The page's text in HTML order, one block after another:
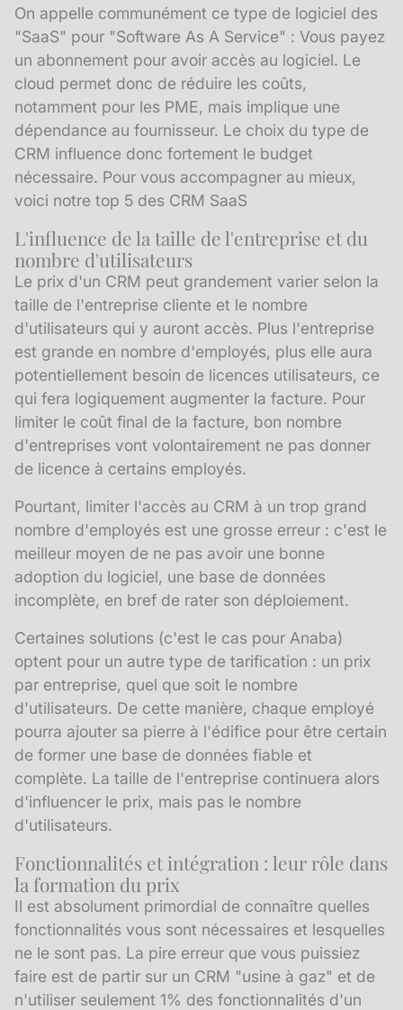
On appelle communément ce type de logiciel des
"SaaS" pour "Software As A Service" : Vous payez
un abonnement pour avoir accès au logiciel. Le
cloud permet donc de réduire les coûts,
notamment pour les PME, mais implique une
dépendance au fournisseur. Le choix du type de
CRM influence donc fortement le budget
nécessaire. Pour vous accompagner au mieux,
voici notre top 5 des CRM SaaS
L'influence de la taille de l'entreprise et du
nombre d'utilisateurs
Le prix d'un CRM peut grandement varier selon la
taille de l'entreprise cliente et le nombre
d'utilisateurs qui y auront accès. Plus l'entreprise
est grande en nombre d'employés, plus elle aura
potentiellement besoin de licences utilisateurs, ce
qui fera logiquement augmenter la facture. Pour
limiter le coût final de la facture, bon nombre
d'entreprises vont volontairement ne pas donner
de licence à certains employés.
Pourtant, limiter l'accès au CRM à un trop grand
nombre d'employés est une grosse erreur : c'est le
meilleur moyen de ne pas avoir une bonne
adoption du logiciel, une base de données
incomplète, en bref de rater son déploiement.
Certaines solutions (c'est le cas pour Anaba)
optent pour un autre type de tarification : un prix
par entreprise, quel que soit le nombre
d'utilisateurs. De cette manière, chaque employé
pourra ajouter sa pierre à l'édifice pour être certain
de former une base de données fiable et
complète. La taille de l'entreprise continuera alors
d'influencer le prix, mais pas le nombre
d'utilisateurs.
Fonctionnalités et intégration : leur rôle dans
la formation du prix
Il est absolument primordial de connaître quelles
fonctionnalités vous sont nécessaires et lesquelles
ne le sont pas. La pire erreur que vous puissiez
faire est de partir sur un CRM "usine à gaz" et de
n'utiliser seulement 1% des fonctionnalités d'un